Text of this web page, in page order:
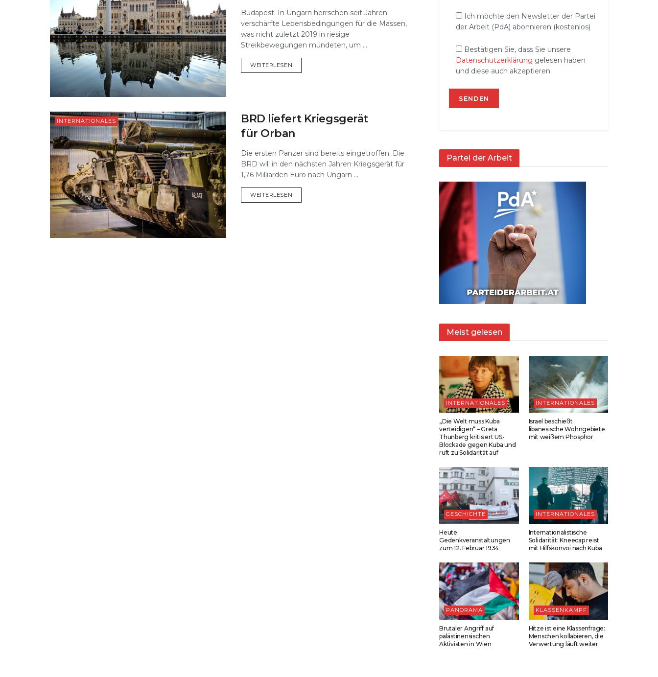
Budapest. In Ungarn herrschen seit Jahren
verschärfte Lebensbedingungen für die Massen,
was nicht zuletzt 2019 in riesige
Streikbewegungen mündeten, um ...
WEITERLESEN
INTERNATIONALES
BRD liefert Kriegsgerät
für Orban
Die ersten Panzer sind bereits eingetroffen. Die
BRD will in den nächsten Jahren Kriegsgerät für
1,76 Milliarden Euro nach Ungarn ...
WEITERLESEN
Ich möchte den Newsletter der Partei
der Arbeit (PdA) abonnieren (kostenlos)
Bestätigen Sie, dass Sie unsere
Datenschutzerklärung gelesen haben
und diese auch akzeptieren.
Partei der Arbeit
Meist gelesen
INTERNATIONALES
„Die Welt muss Kuba
verteidigen“ – Greta
Thunberg kritisiert US-
Blockade gegen Kuba und
ruft zu Solidarität auf
INTERNATIONALES
Israel beschießt
libanesische Wohngebiete
mit weißem Phosphor
GESCHICHTE
Heute:
Gedenkveranstaltungen
zum 12. Februar 1934
INTERNATIONALES
Internationalistische
Solidarität: Kneecap reist
mit Hilfskonvoi nach Kuba
PANORAMA
Brutaler Angriff auf
palästinensischen
Aktivisten in Wien
KLASSENKAMPF
Hitze ist eine Klassenfrage:
Menschen kollabieren, die
Verwertung läuft weiter